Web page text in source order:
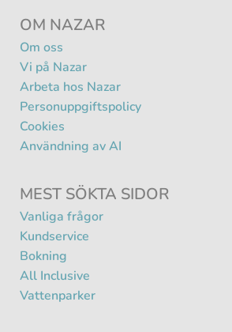
OM NAZAR
Om oss
Vi på Nazar
Arbeta hos Nazar
Personuppgiftspolicy
Cookies
Användning av AI
MEST SÖKTA SIDOR
Vanliga frågor
Kundservice
Bokning
All Inclusive
Vattenparker